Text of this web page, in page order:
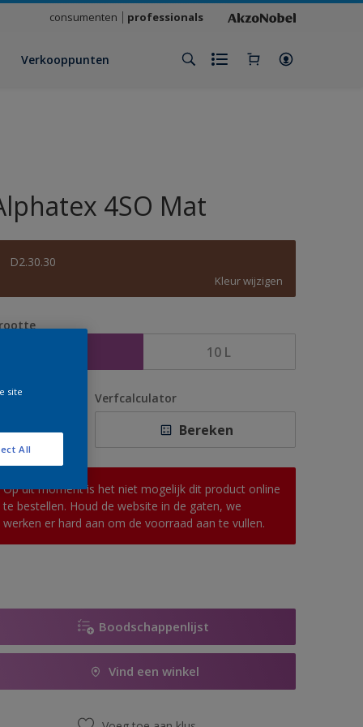
consumenten professionals
Verkooppunten
4SO Mat
D2.30.30
Kleur wijzigen
10 L
Verfcalculator
Bereken
Op dit moment is het niet mogelijk dit product online
te bestellen. Houd de website in de gaten, we
werken er hard aan om de voorraad aan te vullen.
Boodschappenlijst
Vind een winkel
site
All